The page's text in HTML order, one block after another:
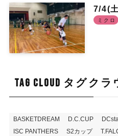
7/4(
ミクロ
TAG CLOUD タグク
BASKETDREAM D.C.CUP
ISC PANTHERS
S2カップ